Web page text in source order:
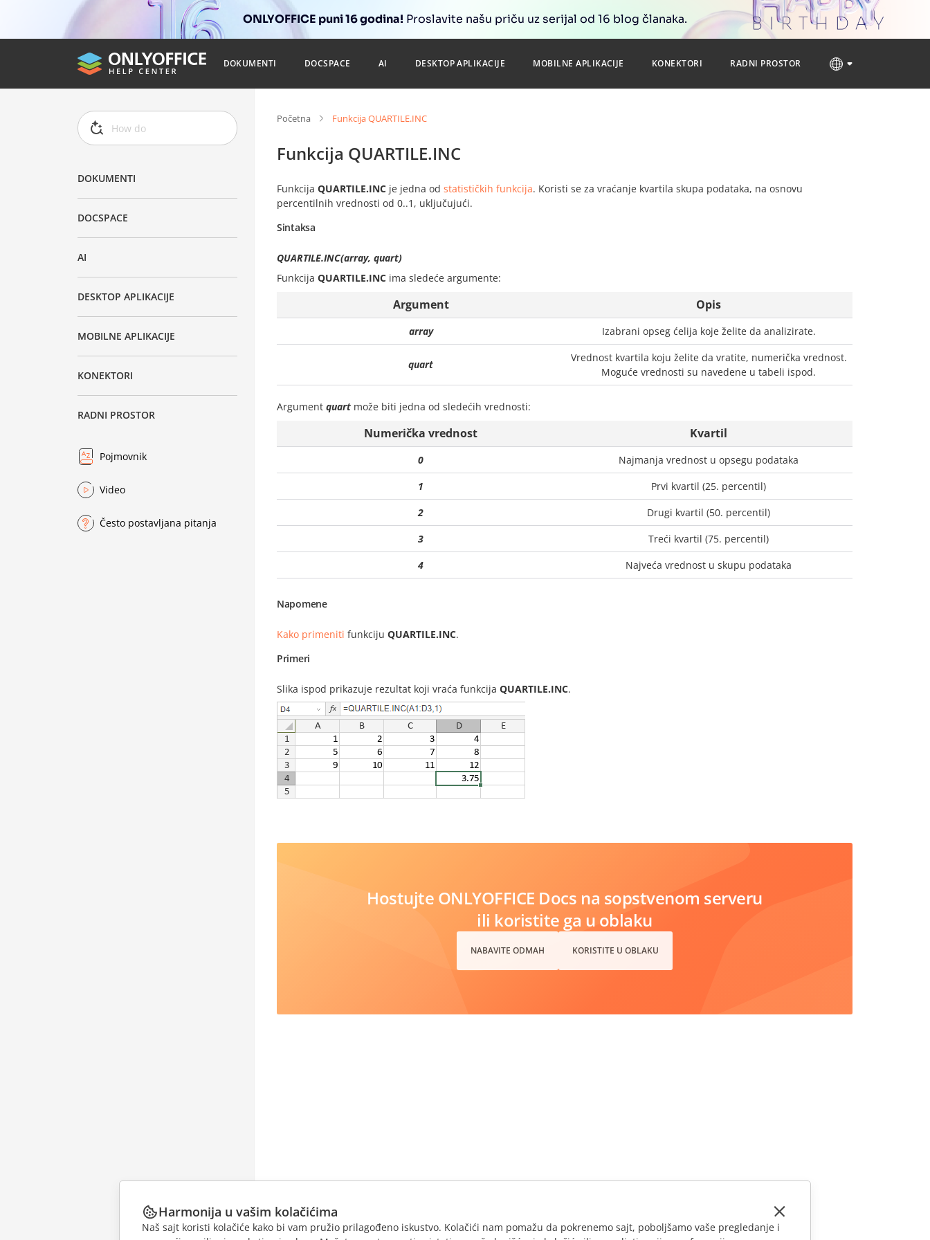
ONLYOFFICE puni 16 godina! Proslavite našu priču uz serijal od 16 blog članaka.
DOKUMENTI DOCSPACE AI DESKTOP APLIKACIJE MOBILNE APLIKACIJE KONEKTORI RADNI PROSTOR
DOKUMENTI
DOCSPACE
AI
DESKTOP APLIKACIJE
MOBILNE APLIKACIJE
KONEKTORI
RADNI PROSTOR
Pojmovnik
Video
Često postavljana pitanja
Početna Funkcija QUARTILE.INC
Funkcija QUARTILE.INC
Funkcija QUARTILE.INC je jedna od statističkih funkcija. Koristi se za vraćanje kvartila skupa podataka, na osnovu
percentilnih vrednosti od 0..1, uključujući.
Sintaksa
QUARTILE.INC(array, quart)
Funkcija QUARTILE.INC ima sledeće argumente:
Argument Opis
array Izabrani opseg ćelija koje želite da analizirate.
quart
Vrednost kvartila koju želite da vratite, numerička vrednost.
Moguće vrednosti su navedene u tabeli ispod.
Argument quart može biti jedna od sledećih vrednosti:
Numerička vrednost Kvartil
0
Najmanja vrednost u opsegu podataka
1
Prvi kvartil (25. percentil)
2
Drugi kvartil (50. percentil)
3
Treći kvartil (75. percentil)
4
Najveća vrednost u skupu podataka
Napomene
Kako primeniti funkciju QUARTILE.INC.
Primeri
Slika ispod prikazuje rezultat koji vraća funkcija QUARTILE.INC.
Hostujte ONLYOFFICE Docs na sopstvenom serveru
ili koristite ga u oblaku
NABAVITE ODMAH KORISTITE U OBLAKU
Harmonija u vašim kolačićima
Naš sajt koristi kolačiće kako bi vam pružio prilagođeno iskustvo. Kolačići nam pomažu da pokrenemo sajt, poboljšamo vaše pregledanje i